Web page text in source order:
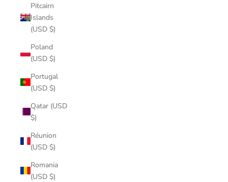
Pitcairn
Islands
(USD $)
Poland
(USD $)
Portugal
(USD $)
Qatar (USD
$)
Réunion
(USD $)
Romania
(USD $)